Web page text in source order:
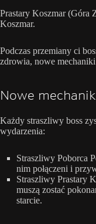
Prastary Koszmar (Góra
Koszmar.
Podczas przemiany ci
zdrowia, nowe
Nowe
Każdy straszliwy boss
wydarzenia:
Straszliwy Poborca
nim połączeni i
Straszliwy Prastary
muszą zostać
starcie.